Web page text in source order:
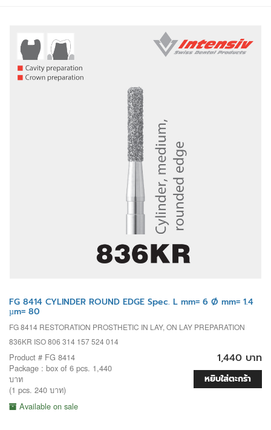
FG 8414 CYLINDER ROUND EDGE Spec. L mm= 6 Ø mm= 1.4
µm= 80
FG 8414 RESTORATION PROSTHETIC IN LAY, ON LAY PREPARATION
836KR ISO 806 314 157 524 014
Product # FG 8414
Package : box of 6 pcs. 1,440
บาท
(1 pcs. 240 บาท)
Available on sale
1,440 บาท
หยิบใส่ตะกร้า